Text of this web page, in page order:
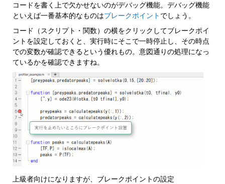
コードを書く上で欠かせないのがデバッグ機能。デバッグ機能
といえば一番基本的なものはブレークポイント でしょう。
コード（スクリプト・関数）の横をクリックしてブレークポイ
ントを設定しておくと、実行時にそこで一時停止し、その時点
での変数が確認できるという優れもの。意図通りの処理になっ
ているかを確認できますね。
上級者向けになりますが、ブレークポイントの設定